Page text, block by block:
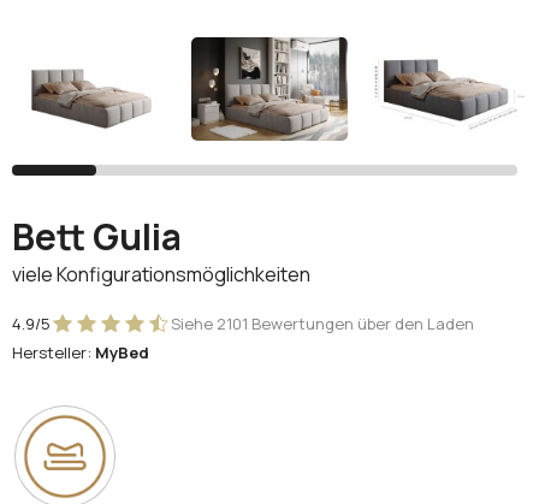
Google
Sie haben noch kein Konto?
Bett Gulia
viele Konfigurationsmöglichkeiten
4.9/5
Siehe 2101 Bewertungen über den Laden
Hersteller: MyBed